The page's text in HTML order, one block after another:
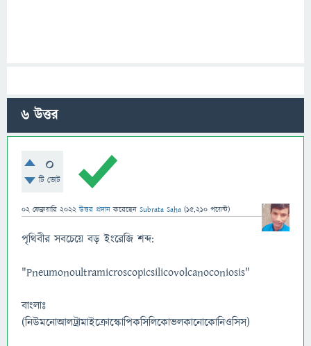
6উত্তর
0
টি ভোট
02 ফেব্রুয়ারি 2022 উত্তর প্রদান করেছেন Subrata Saha (15,210 পয়েন্ট)
পৃথিবীর সবচেয়ে বড় ইংরেজি শব্দ:
"Pneumonoultramicroscopicsilicovolcanoconiosis"
বাংলাঃ
(নিউমনোআলট্রামাইক্রোস্কোপিকসিলিকোভলকানোকোনিওসিস)